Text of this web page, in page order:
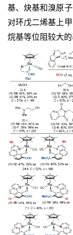
基、炔基和溴原
对环戊二烯基上
烷基等位阻较大的